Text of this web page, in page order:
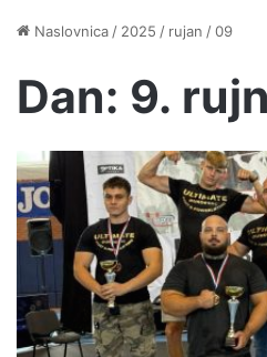
Naslovnica / 2025 / rujan /09
Dan: 9.